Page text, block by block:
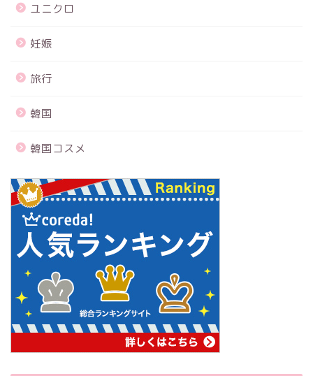
ユニクロ
妊娠
旅行
韓国
韓国コスメ